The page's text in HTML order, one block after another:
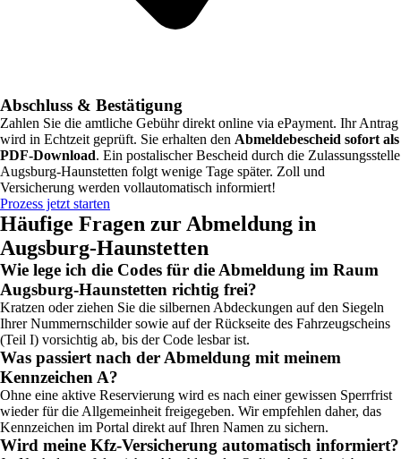
Abschluss & Bestätigung
Zahlen Sie die amtliche Gebühr direkt online via ePayment. Ihr Antrag
wird in Echtzeit geprüft. Sie erhalten den Abmeldebescheid sofort als
PDF-Download. Ein postalischer Bescheid durch die Zulassungsstelle
Augsburg-Haunstetten folgt wenige Tage später. Zoll und
Versicherung werden vollautomatisch informiert!
Prozess jetzt starten
Häufige Fragen zur Abmeldung in
Augsburg-Haunstetten
Wie lege ich die Codes für die Abmeldung im Raum
Augsburg-Haunstetten richtig frei?
Kratzen oder ziehen Sie die silbernen Abdeckungen auf den Siegeln
Ihrer Nummernschilder sowie auf der Rückseite des Fahrzeugscheins
(Teil I) vorsichtig ab, bis der Code lesbar ist.
Was passiert nach der Abmeldung mit meinem
Kennzeichen A?
Ohne eine aktive Reservierung wird es nach einer gewissen Sperrfrist
wieder für die Allgemeinheit freigegeben. Wir empfehlen daher, das
Kennzeichen im Portal direkt auf Ihren Namen zu sichern.
Wird meine Kfz-Versicherung automatisch informiert?